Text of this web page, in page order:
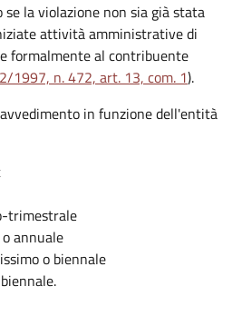
la violazione non sia già stata
attività amministrative di
formalmente al contribuente
1997, n. 472, art. 13, com. 1).
in funzione dell'entità
trimestrale
annuale
o biennale